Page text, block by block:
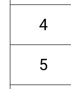
4
5